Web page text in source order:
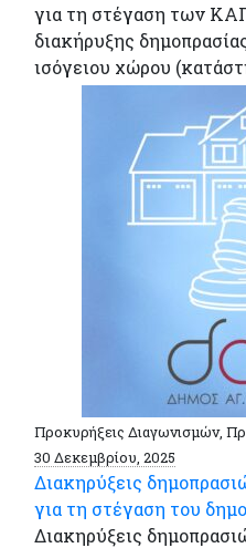
για τη στέγαση των
διακήρυξης
ισόγειου χώρου
Προκυρήξεις Διαγωνισμών,
30 Δεκεμβρίου, 2025
Διακηρύξεις
για τη στέγαση του
Διακηρύξεις